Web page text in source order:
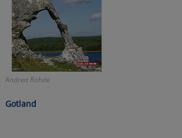
Andrea Rohde
Gotland